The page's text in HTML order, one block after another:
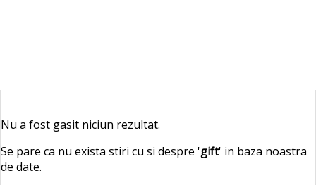
Nu a fost gasit niciun rezultat.
Se pare ca nu exista stiri cu si despre 'gift' in baza noastra
de date.